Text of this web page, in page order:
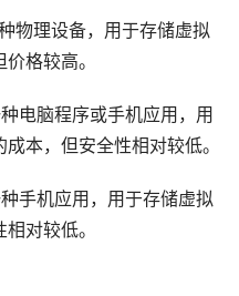
物理设备，用于存储虚拟
格较高。
电脑程序或手机应用，用
本，但安全性相对较低。
手机应用，用于存储虚拟
对较低。